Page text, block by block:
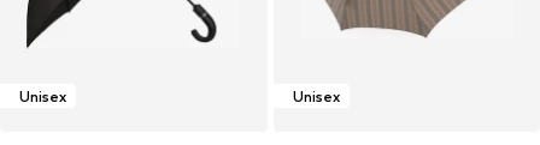
Unisex Unisex